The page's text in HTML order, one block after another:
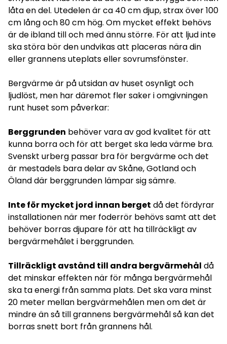
låta en del. Utedelen är ca 40 cm djup, strax över 100
cm lång och 80 cm hög. Om mycket effekt behövs
är de ibland till och med ännu större. För att ljud inte
ska störa bör den undvikas att placeras nära din
eller grannens uteplats eller sovrumsfönster.
Bergvärme är på utsidan av huset osynligt och
ljudlöst, men har däremot fler saker i omgivningen
runt huset som påverkar:
Berggrunden behöver vara av god kvalitet för att
kunna borra och för att berget ska leda värme bra.
Svenskt urberg passar bra för bergvärme och det
är mestadels bara delar av Skåne, Gotland och
Öland där berggrunden lämpar sig sämre.
Inte för mycket jord innan berget då det fördyrar
installationen när mer foderrör behövs samt att det
behöver borras djupare för att ha tillräckligt av
bergvärmehålet i berggrunden.
Tillräckligt avstånd till andra bergvärmehål då
det minskar effekten när för många bergvärmehål
ska ta energi från samma plats. Det ska vara minst
20 meter mellan bergvärmehålen men om det är
mindre än så till grannens bergvärmehål så kan det
borras snett bort från grannens hål.